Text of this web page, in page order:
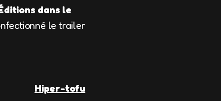
dans le
le trailer
Hiper-tofu